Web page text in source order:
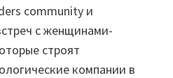
community и
с женщинами-
строят
компании в